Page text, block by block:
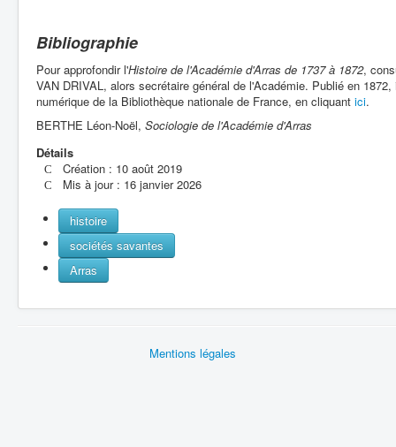
Bibliographie
Pour approfondir l'Histoire de l'Académie d'Arras de 1737 à 1872,
VAN DRIVAL, alors secrétaire général de l'Académie. Publié en
numérique de la Bibliothèque nationale de France, en cliquant ici.
BERTHE Léon-Noël, Sociologie de l'Académie d'Arras
Détails
Création : 10 août 2019
Mis à jour : 16 janvier 2026
histoire
sociétés savantes
Arras
Mentions légales